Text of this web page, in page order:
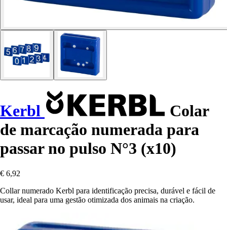
Kerbl
Colar
de marcação numerada para
passar no pulso N°3 (x10)
€ 6,92
Collar numerado Kerbl para identificação precisa, durável e fácil de
usar, ideal para uma gestão otimizada dos animais na criação.